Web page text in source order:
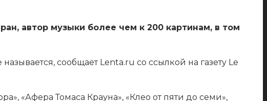
автор музыки более чем к 200 картинам, в том
сообщает Lenta.ru со ссылкой на газету Le
«Афера Томаса Крауна», «Клео от пяти до семи»,